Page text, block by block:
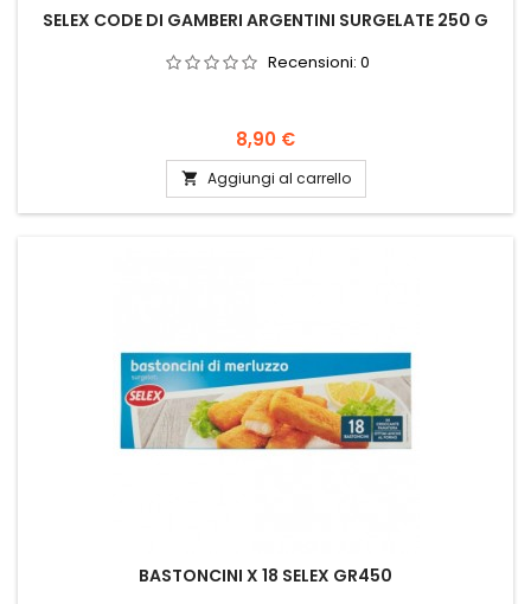
SELEX CODE DI GAMBERI ARGENTINI SURGELATE 250 G
Recensioni: 0
Prezzo
8,90 €
 Aggiungi al carrello
BASTONCINI X 18 SELEX GR450